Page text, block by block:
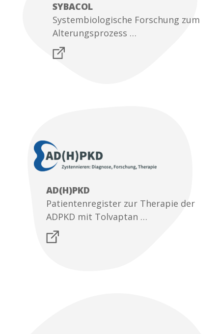
SYBACOL
Systembiologische Forschung zum
Alterungsprozess …
AD(H)PKD
Patientenregister zur Therapie der
ADPKD mit Tolvaptan …